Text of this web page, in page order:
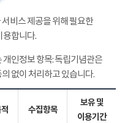
비스 제공을 위해 필요한
용합니다.
인정보 항목: 독립기념관은
없이 처리하고 있습니다.
수집항목
보유 및
이용기간